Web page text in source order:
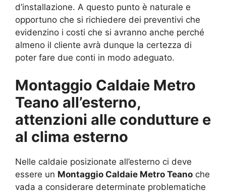
d’installazione. A questo punto è naturale e
opportuno che si richiedere dei preventivi che
evidenzino i costi che si avranno anche perché
almeno il cliente avrà dunque la certezza di
poter fare due conti in modo adeguato.
Montaggio Caldaie Metro
Teano all’esterno,
attenzioni alle condutture e
al clima esterno
Nelle caldaie posizionate all’esterno ci deve
essere un Montaggio Caldaie Metro Teano che
vada a considerare determinate problematiche